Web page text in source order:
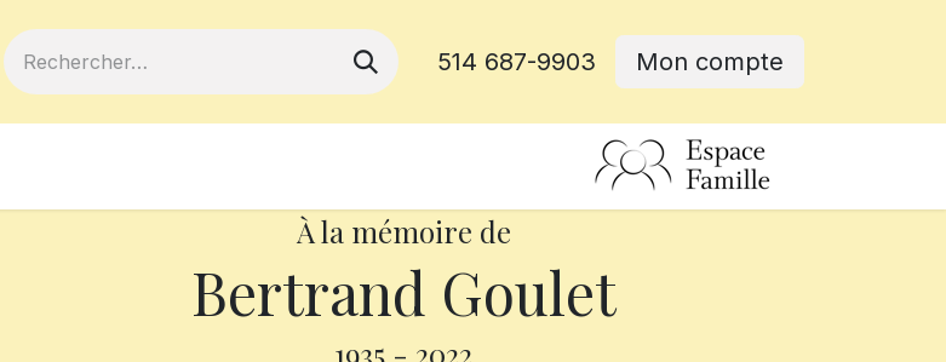
514 687-9903 Mon compte
À la mémoire de
Bertrand Goulet
1935 - 2022